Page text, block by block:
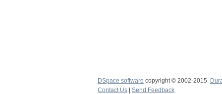
DSpace software copyright © 2002-2015
Contact Us
Send Feedback